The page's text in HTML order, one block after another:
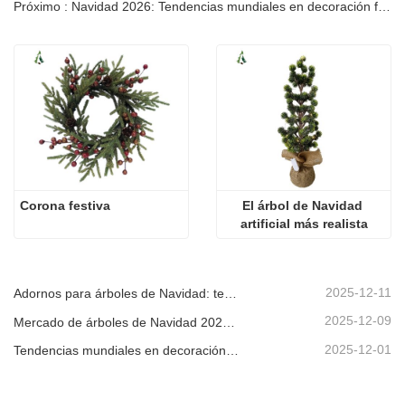
Corona festiva
El árbol de Navidad
artificial más realista
Adornos para árboles de Navidad: tendencias del mercado, información sobre la cadena de suministro y guía de adquisiciones 2025 2025-12-11
2025-12-09
2025-12-01